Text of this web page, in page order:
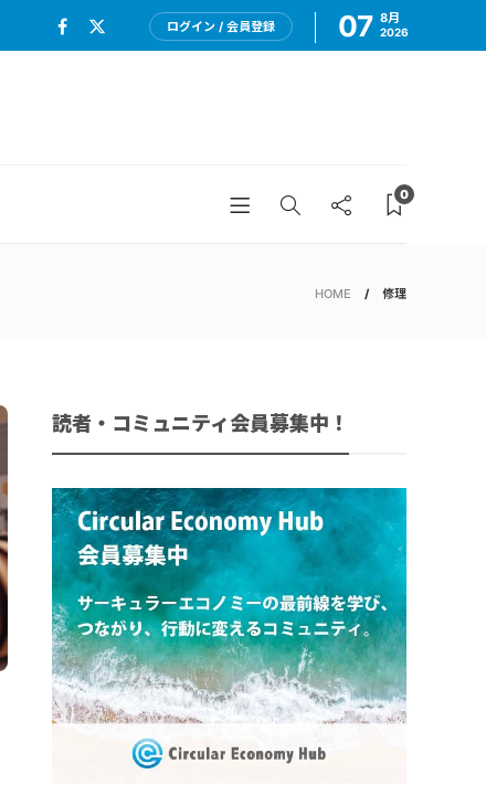
ログイン / 会員登録 07 8月
2026
0
HOME 修理
読者・コミュニティ会員募集中！